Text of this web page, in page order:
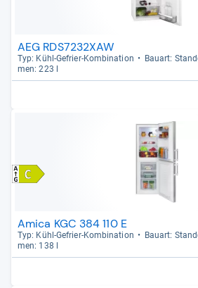
AEG RDS7232XAW
Typ: Kühl-​Gefrier-​Kom­bi­na­tion Bau­art:
men: 223 l
Amica KGC 384 110 E
Typ: Kühl-​Gefrier-​Kom­bi­na­tion Bau­art:
men: 138 l